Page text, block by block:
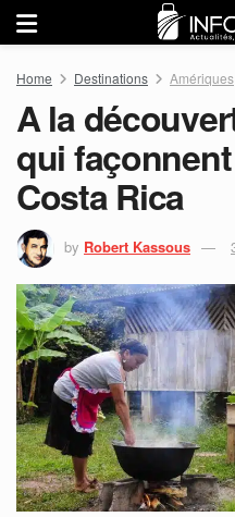
Home Destinations Amériques
A la
qui
Costa Rica
by Robert Kassous